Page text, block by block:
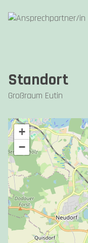
Standort
Großraum Eutin
+
−